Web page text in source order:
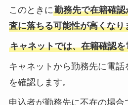
このときに勤務先で在籍確
査に落ちる可能性が高くなり
キャネットでは、在籍確認
キャネットから勤務先に電話
を確認します。
申込者が勤務先に不在の場合